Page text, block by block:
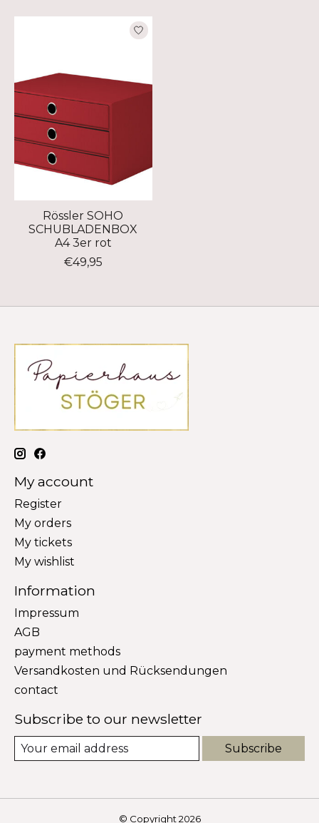
Rössler SOHO
SCHUBLADENBOX
A4 3er rot
€49,95
My account
Register
My orders
My tickets
My wishlist
Information
Impressum
AGB
payment methods
Versandkosten und Rücksendungen
contact
Subscribe to our newsletter
Subscribe
© Copyright 2026